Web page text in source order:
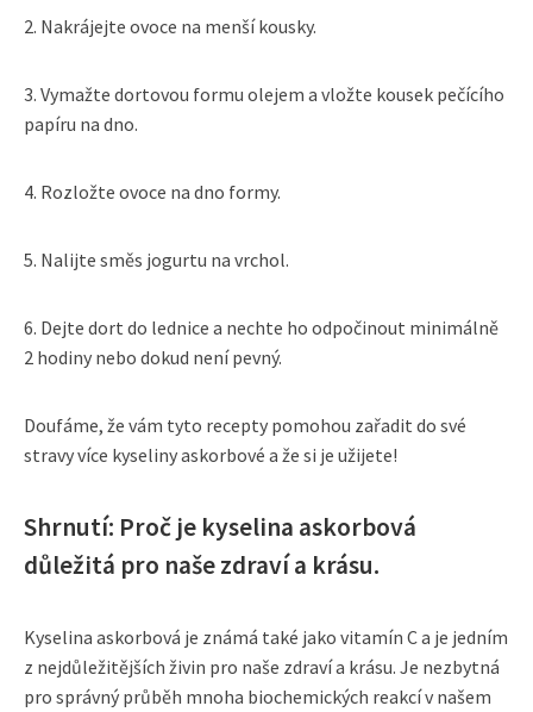
2. Nakrájejte ovoce na menší kousky.
3. Vymažte dortovou formu olejem a vložte kousek pečícího
papíru na dno.
4. Rozložte ovoce na dno formy.
5. Nalijte směs jogurtu na vrchol.
6. Dejte dort do lednice a nechte ho odpočinout minimálně
2 hodiny nebo dokud není pevný.
Doufáme, že vám tyto recepty pomohou zařadit do své
stravy více kyseliny askorbové a že si je užijete!
Shrnutí: Proč je kyselina askorbová
důležitá pro naše zdraví a krásu.
Kyselina askorbová je známá také jako vitamín C a je jedním
z nejdůležitějších živin pro naše zdraví a krásu. Je nezbytná
pro správný průběh mnoha biochemických reakcí v našem